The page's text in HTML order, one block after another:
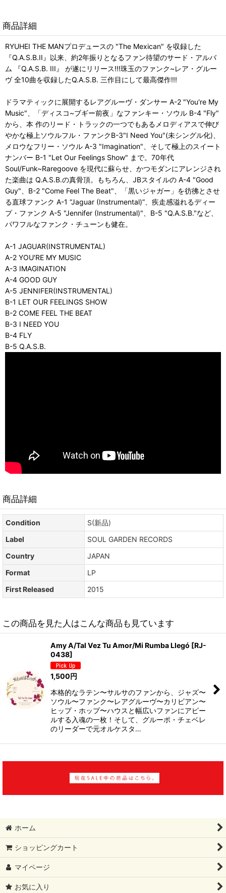
商品詳細
RYUHEI THE MANプロデュースの "The Mexican" を収録した
『Q.A.S.B.II』以来、約2年振りとなるファン待望のサード・アルバ
ム 『Q.A.S.B. III』 が遂にリリース!!!珠玉のファンク~レア・グルー
ヴ 全10曲を収録したQ.A.S.B. 三作目にして最高傑作!!!
ドラマティックに展開するレアグルーヴ・ダンサー A-2 "You're My
Music"、「ディスコ~ブギー前夜」なファンキー・ソウル B-4 "Fly"
から、本 作のリード・トラックの一つでもあるメロディアスで伸び
やかな極上ソウルフル・ファンクB-3"I Need You"(未シングル化)、
メロウなフリー・ソウル A-3 "Imagination"、そして極上のスイート
ナンバー B-1 "Let Our Feelings Show" まで。70年代
Soul/Funk~Raregoove を現代に蘇らせ、かつモダンにアレンジされ
た楽曲は Q.A.S.B.の真骨頂。もちろん、JBスタイルの A-4 "Good
Guy"、B-2 "Come Feel The Beat"、「黒いジャガー」を彷彿とさせ
る直球ファンク A-1 “Jaguar (Instrumental)”、疾走感溢れるディー
プ・ファンク A-5 "Jennifer (Instrumental)"、B-5 "Q.A.S.B."など、
パワフルなファンク・チューンも健在。
A-1 JAGUAR(INSTRUMENTAL)
A-2 YOU'RE MY MUSIC
A-3 IMAGINATION
A-4 GOOD GUY
A-5 JENNIFER(INSTRUMENTAL)
B-1 LET OUR FEELINGS SHOW
B-2 COME FEEL THE BEAT
B-3 I NEED YOU
B-4 FLY
B-5 Q.A.S.B.
商品詳細
Condition
S(新品)
Label
SOUL GARDEN RECORDS
Country
JAPAN
Format
LP
First Released
2015
この商品を見た人はこんな商品も見ています
Amy A/Tal Vez Tu Amor/Mi Rumba Llegó [RJ-
0438]
1,500円
本格的なラテン〜サルサのファンから、ジャズ〜
ソウル〜ファンク〜レアグルーヴ〜カリビアン〜
ヒップ・ホップ〜ハウスと幅広いファンにアピー
ルする入魂の一枚！そして、グルーポ・チェベレ
のリーダーで元オルケスタ…
ホーム
ショッピングカート
マイページ
お気に入り